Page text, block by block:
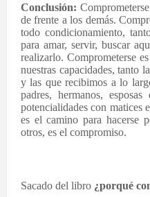
Conclusión:
de frente a los demás.
todo condicionamiento,
para amar, servir, buscar
realizarlo. Comprometerse
nuestras capacidades, tanto
y las que recibimos a lo
padres, hermanos,
potencialidades con matices
es el camino para hacerse
otros, es el compromiso.
Sacado del libro ¿porqué